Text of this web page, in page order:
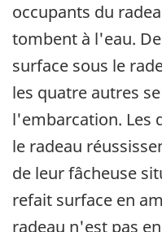
occupants du
tombent à l'eau.
surface sous le
les quatre autres
l'embarcation. Les
le radeau
de leur fâcheuse
refait surface en
radeau n'est pas